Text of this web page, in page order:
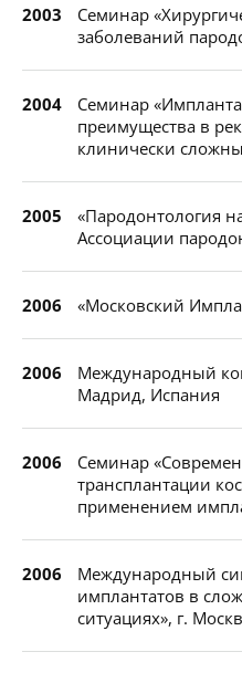
2003
Семинар
заболеваний
2004
Семинар
преимущества в
клинически
2005
«Пародонтология
Ассоциации
2006 «Московский
2006
Международный
Мадрид, Испания
2006
Семинар
трансплантации
применением
2006
Международный
имплантатов в
ситуациях», г.